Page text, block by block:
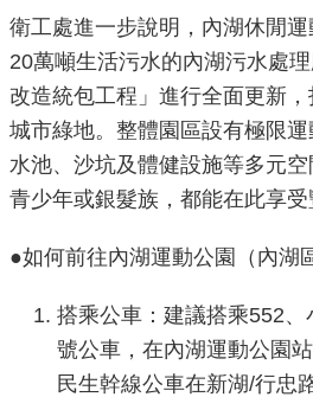
網
站
導
覽
首
English
衛工處進一步說明，內湖休閒
20萬噸生活污水的內湖污水處
改造統包工程」進行全面更新
城市綠地。整體園區設有極限
水池、沙坑及體健設施等多元空
青少年或銀髮族，都能在此享受
●如何前往內湖運動公園（內湖
搭乘公車：建議搭乘552
號公車，在內湖運動公園
民生幹線公車在新湖/行忠